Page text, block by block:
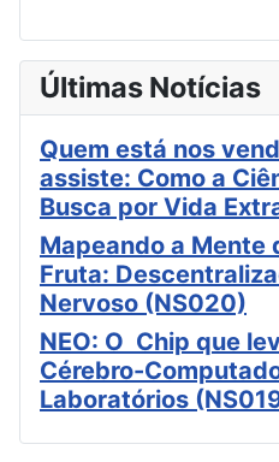
Últimas Notícias
Quem está nos
assiste: Como a
Busca por Vida
Mapeando a Mente
Fruta:
Nervoso (NS020)
NEO: O Chip que
Cérebro-
Laboratórios